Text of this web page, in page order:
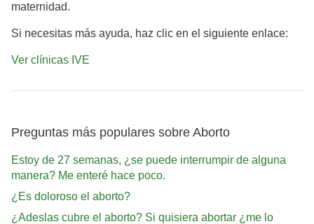
maternidad.
Si necesitas más ayuda, haz clic en el siguiente enlace:
Ver clínicas IVE
Preguntas más populares sobre Aborto
Estoy de 27 semanas, ¿se puede interrumpir de alguna
manera? Me enteré hace poco.
¿Es doloroso el aborto?
¿Adeslas cubre el aborto? Si quisiera abortar ¿me lo